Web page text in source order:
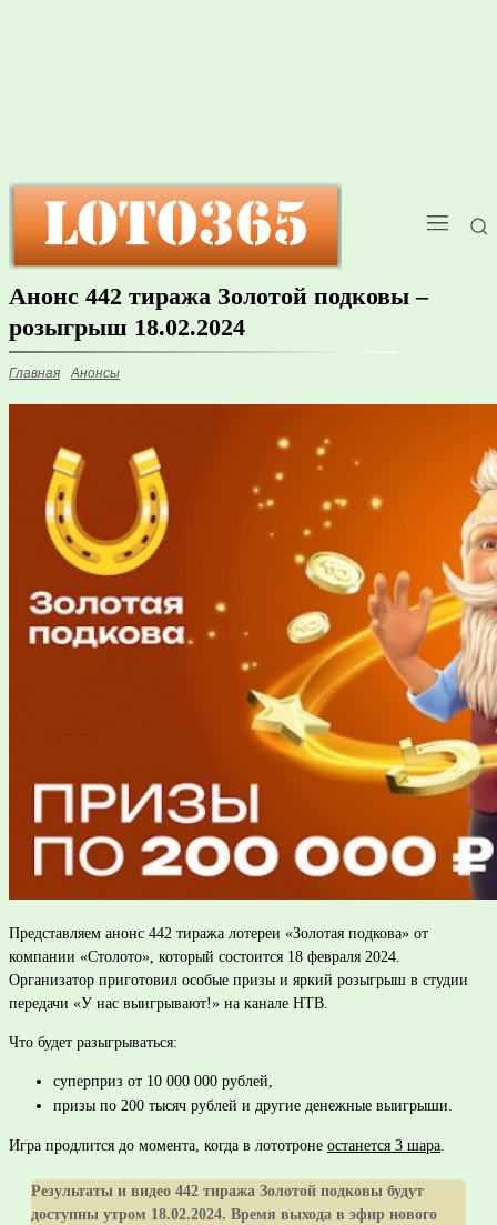
Анонс 442 тиража Золотой подковы –
розыгрыш 18.02.2024
Главная Анонсы
Представляем анонс 442 тиража лотереи «Золотая подкова» от
компании «Столото», который состоится 18 февраля 2024.
Организатор приготовил особые призы и яркий розыгрыш в студии
передачи «У нас выигрывают!» на канале НТВ.
Что будет разыгрываться:
суперприз от 10 000 000 рублей,
призы по 200 тысяч рублей и другие денежные выигрыши.
Игра продлится до момента, когда в лототроне останется 3 шара.
Результаты и видео 442 тиража Золотой подковы будут
доступны утром 18.02.2024. Время выхода в эфир нового